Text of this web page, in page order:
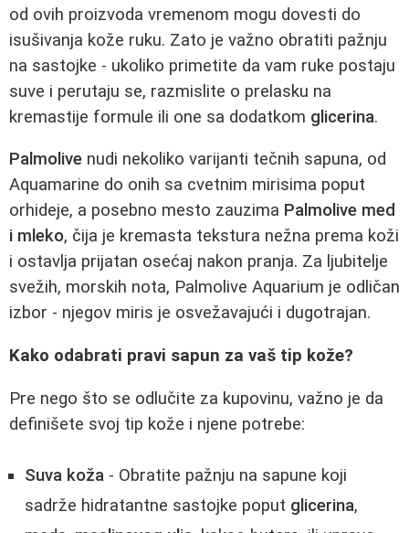
od ovih proizvoda vremenom mogu dovesti do
isušivanja kože ruku. Zato je važno obratiti pažnju
na sastojke - ukoliko primetite da vam ruke postaju
suve i perutaju se, razmislite o prelasku na
kremastije formule ili one sa dodatkom glicerina.
Palmolive nudi nekoliko varijanti tečnih sapuna, od
Aquamarine do onih sa cvetnim mirisima poput
orhideje, a posebno mesto zauzima Palmolive med
i mleko, čija je kremasta tekstura nežna prema koži
i ostavlja prijatan osećaj nakon pranja. Za ljubitelje
svežih, morskih nota, Palmolive Aquarium je odličan
izbor - njegov miris je osvežavajući i dugotrajan.
Kako odabrati pravi sapun za vaš tip kože?
Pre nego što se odlučite za kupovinu, važno je da
definišete svoj tip kože i njene potrebe:
Suva koža - Obratite pažnju na sapune koji
sadrže hidratantne sastojke poput glicerina,